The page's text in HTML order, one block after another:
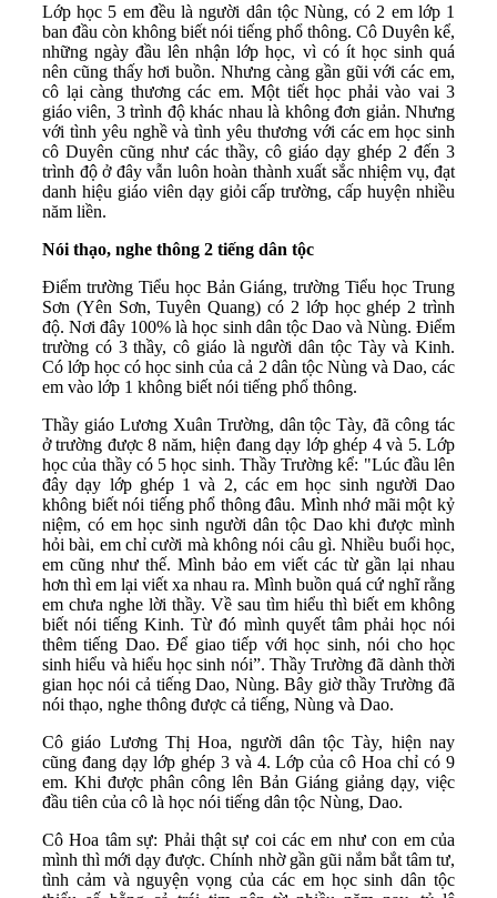
Lớp học 5 em đều là người dân tộc Nùng, có 2 em lớp 1
ban đầu còn không biết nói tiếng phổ thông. Cô Duyên kể,
những ngày đầu lên nhận lớp học, vì có ít học sinh quá
nên cũng thấy hơi buồn. Nhưng càng gần gũi với các em,
cô lại càng thương các em. Một tiết học phải vào vai 3
giáo viên, 3 trình độ khác nhau là không đơn giản. Nhưng
với tình yêu nghề và tình yêu thương với các em học sinh
cô Duyên cũng như các thầy, cô giáo dạy ghép 2 đến 3
trình độ ở đây vẫn luôn hoàn thành xuất sắc nhiệm vụ, đạt
danh hiệu giáo viên dạy giỏi cấp trường, cấp huyện nhiều
năm liền.
Nói thạo, nghe thông 2 tiếng dân tộc
Điểm trường Tiểu học Bản Giáng, trường Tiểu học Trung
Sơn (Yên Sơn, Tuyên Quang) có 2 lớp học ghép 2 trình
độ. Nơi đây 100% là học sinh dân tộc Dao và Nùng. Điểm
trường có 3 thầy, cô giáo là người dân tộc Tày và Kinh.
Có lớp học có học sinh của cả 2 dân tộc Nùng và Dao, các
em vào lớp 1 không biết nói tiếng phổ thông.
Thầy giáo Lương Xuân Trường, dân tộc Tày, đã công tác
ở trường được 8 năm, hiện đang dạy lớp ghép 4 và 5. Lớp
học của thầy có 5 học sinh. Thầy Trường kể: "Lúc đầu lên
đây dạy lớp ghép 1 và 2, các em học sinh người Dao
không biết nói tiếng phổ thông đâu. Mình nhớ mãi một kỷ
niệm, có em học sinh người dân tộc Dao khi được mình
hỏi bài, em chỉ cười mà không nói câu gì. Nhiều buổi học,
em cũng như thế. Mình bảo em viết các từ gần lại nhau
hơn thì em lại viết xa nhau ra. Mình buồn quá cứ nghĩ rằng
em chưa nghe lời thầy. Về sau tìm hiểu thì biết em không
biết nói tiếng Kinh. Từ đó mình quyết tâm phải học nói
thêm tiếng Dao. Để giao tiếp với học sinh, nói cho học
sinh hiểu và hiểu học sinh nói”. Thầy Trường đã dành thời
gian học nói cả tiếng Dao, Nùng. Bây giờ thầy Trường đã
nói thạo, nghe thông được cả tiếng, Nùng và Dao.
Cô giáo Lương Thị Hoa, người dân tộc Tày, hiện nay
cũng đang dạy lớp ghép 3 và 4. Lớp của cô Hoa chỉ có 9
em. Khi được phân công lên Bản Giáng giảng dạy, việc
đầu tiên của cô là học nói tiếng dân tộc Nùng, Dao.
Cô Hoa tâm sự: Phải thật sự coi các em như con em của
mình thì mới dạy được. Chính nhờ gần gũi nắm bắt tâm tư,
tình cảm và nguyện vọng của các em học sinh dân tộc